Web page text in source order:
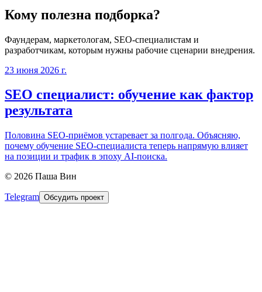
Кому полезна подборка?
Фаундерам, маркетологам, SEO-специалистам и
разработчикам, которым нужны рабочие сценарии внедрения.
23 июня 2026 г.
SEO специалист: обучение как фактор
результата
Половина SEO-приёмов устаревает за полгода. Объясняю,
почему обучение SEO-специалиста теперь напрямую влияет
на позиции и трафик в эпоху AI-поиска.
© 2026 Паша Вин
Telegram Обсудить проект